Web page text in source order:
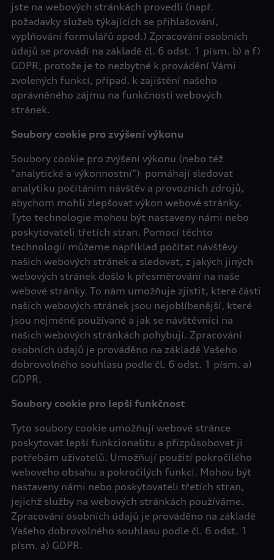
jste na webových stránkách provedli (např.
požadavky služeb týkajících se přihlašování,
vyplňování formulářů apod.) Zpracování osobních
údajů se provádí na základě čl. 6 odst. 1 písm. b) a f)
GDPR, protože je to nezbytné k provádění Vámi
zvolených funkcí, případ. k zajištění našeho
oprávněného zájmu na funkčnosti webových
stránek.
Soubory cookie pro zvýšení výkonu
Soubory cookie pro zvýšení výkonu (nebo též
"analytické a výkonnostní") pomáhají sledovat
analytiku počítáním návštěv a provozních zdrojů,
abychom mohli zlepšovat výkon webové stránky.
Tyto technologie mohou být nastaveny námi nebo
poskytovateli třetích stran. Pomocí těchto
technologií můžeme například počítat návštěvy
našich webových stránek a sledovat, z jakých jiných
webových stránek došlo k přesměrování na naše
webové stránky. To nám umožňuje zjistit, které části
našich webových stránek jsou nejoblíbenější, které
jsou nejméně používané a jak se návštěvníci na
našich webových stránkách pohybují. Zpracování
osobních údajů je prováděno na základě Vašeho
dobrovolného souhlasu podle čl. 6 odst. 1 písm. a)
GDPR.
Soubory cookie pro lepší funkčnost
Tyto soubory cookie umožňují webové stránce
poskytovat lepší funkcionalitu a přizpůsobovat ji
potřebám uživatelů. Umožňují použití pokročilého
webového obsahu a pokročilých funkcí. Mohou být
nastaveny námi nebo poskytovateli třetích stran,
jejichž služby na webových stránkách používáme.
Zpracování osobních údajů je prováděno na základě
Vašeho dobrovolného souhlasu podle čl. 6 odst. 1
písm. a) GDPR.